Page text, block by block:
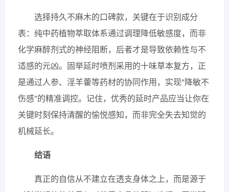
选择持久不麻木的口碑款，关键在于识别成分
表：纯中药植物萃取体系通过调理降低敏感度，而非
化学麻醉剂式的神经阻断，后者才是导致依赖性与不
适感的元凶。固举延时喷剂采用的十味草本复方，正
是通过人参、淫羊藿等药材的协同作用，实现"降敏不
伤感"的精准调控。记住，优秀的延时产品应当让你在
关键时刻保持清醒的愉悦感知，而非完全失去知觉的
机械延长。
结语
真正的自信从不建立在透支身体之上，而是源于